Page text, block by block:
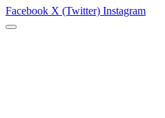
Facebook X (Twitter) Instagram